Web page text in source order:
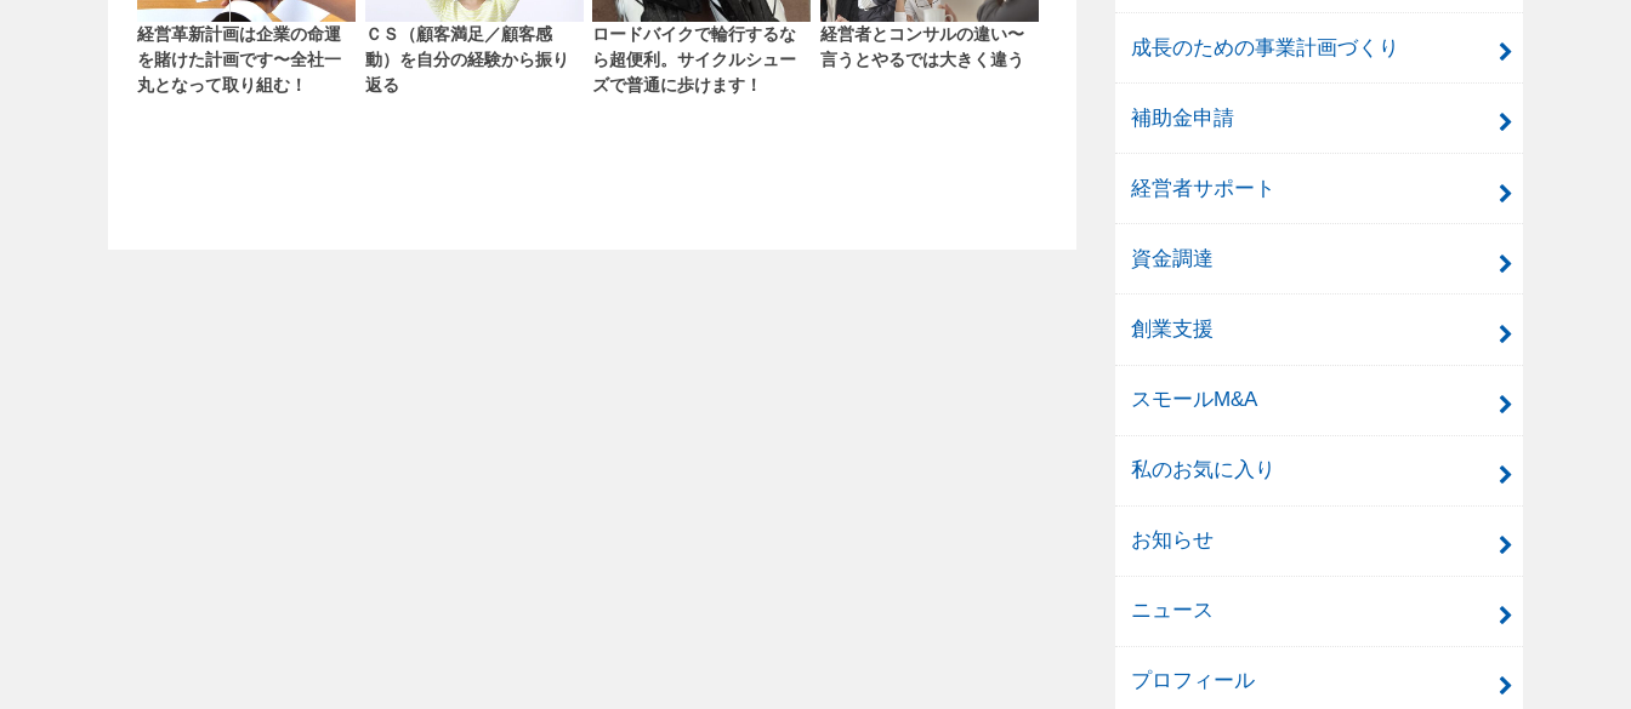
経営革新計画は企業の命運
を賭けた計画です〜全社一
丸となって取り組む！
ＣＳ（顧客満足／顧客感
動）を自分の経験から振り
返る
ロードバイクで輪行するな
ら超便利。サイクルシュー
ズで普通に歩けます！
経営者とコンサルの違い〜
言うとやるでは大きく違う
成長のための事業計画づくり
補助金申請
経営者サポート
資金調達
創業支援
スモールM&A
私のお気に入り
お知らせ
ニュース
プロフィール